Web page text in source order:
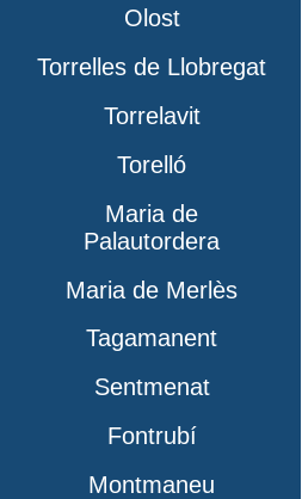
Olost
Torrelles de Llobregat
Torrelavit
Torelló
Maria de
Palautordera
Maria de Merlès
Tagamanent
Sentmenat
Fontrubí
Montmaneu